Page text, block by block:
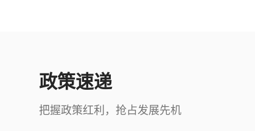
政策速递
把握政策红利，抢占发展先机